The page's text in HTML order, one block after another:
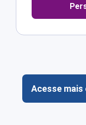
Acesse mais